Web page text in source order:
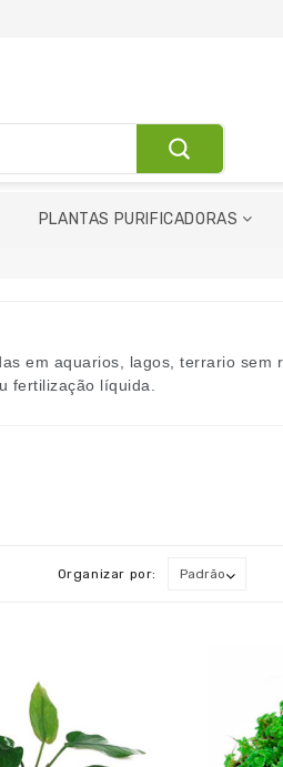
PLANTAS PURIFICADORAS
em aquarios, lagos, terrario sem
fertilização líquida.
Organizar por: